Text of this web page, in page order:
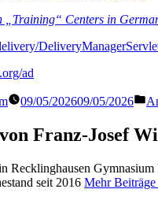
„Training“ Centers in
ad
09/05/202609/05/2026
Franz-Josef
Recklinghausen
seit 2016 Mehr Beiträge